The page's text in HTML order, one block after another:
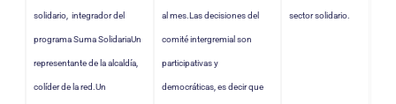
solidario, integrador del
programa Suma SolidariaUn
representante de la alcaldía,
colíder de la red.Un
al mes.Las decisiones del
comité intergremial son
participativas y
democráticas, es decir que
sector solidario.